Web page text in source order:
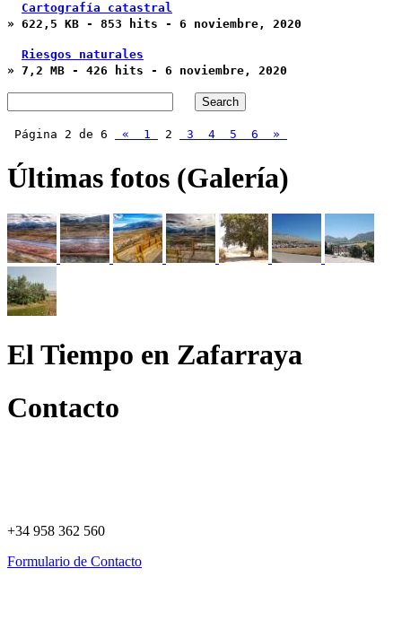
Cartografía catastral
» 622,5 KB - 853 hits - 6 noviembre, 2020
Riesgos naturales
» 7,2 MB - 426 hits - 6 noviembre, 2020
Página 2 de 6 « 1 2 3 4 5 6 »
Últimas fotos (Galería)
El Tiempo en Zafarraya
Contacto
+34 958 362 560
Formulario de Contacto